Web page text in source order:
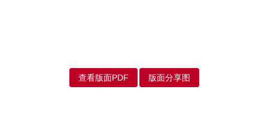
查看版面PDF 版面分享图